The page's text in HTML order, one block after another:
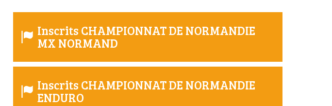
Inscrits CHAMPIONNAT DE NORMANDIE
MX NORMAND
Inscrits CHAMPIONNAT DE NORMANDIE
ENDURO